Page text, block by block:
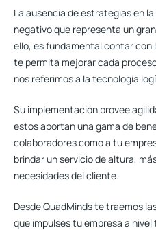
La ausencia de estrategias en
negativo que representa un
ello, es fundamental contar con
te permita mejorar cada
nos referimos a la tecnología
Su implementación provee
estos aportan una gama de
colaboradores como a tu
brindar un servicio de altura,
necesidades del cliente.
Desde QuadMinds te traemos
que impulses tu empresa a